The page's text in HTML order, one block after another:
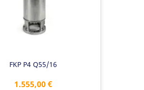
FKP P4 Q55/16
Preis
1.555,00 €